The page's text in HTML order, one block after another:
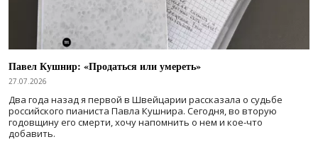
Павел Кушнир: «Продаться или умереть»
27.07.2026
Два года назад я первой в Швейцарии рассказала о судьбе
российского пианиста Павла Кушнира. Сегодня, во вторую
годовщину его смерти, хочу напомнить о нем и кое-что
добавить.